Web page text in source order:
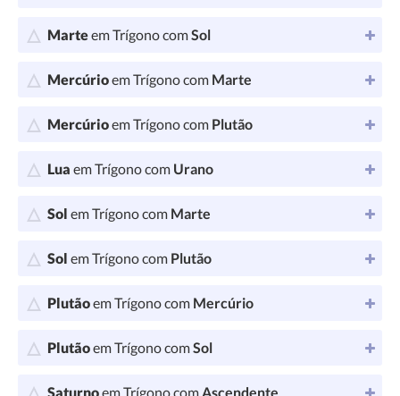
Marteem Trígono comSol
Mercúrioem Trígono com Marte
Mercúrioem Trígono com Plutão
Lua em Trígono com Urano
Sol em Trígono com Marte
Sol em Trígono com Plutão
Plutãoem Trígono com Mercúrio
Plutãoem Trígono comSol
Saturnoem Trígono com Ascendente